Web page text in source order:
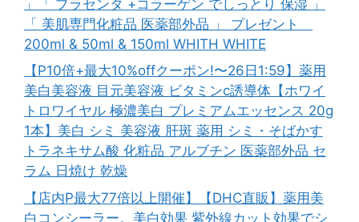
」「 プラセンタ +コラーゲン でしっとり 保湿 」
「 美肌専門化粧品 医薬部外品 」 プレゼント
200ml & 50ml & 150ml WHITH WHITE
【P10倍+最大10%offクーポン!〜26日1:59】薬用
美白美容液 目元美容液 ビタミンc誘導体【ホワイ
トロワイヤル 極濃美白 プレミアムエッセンス 20g
1本】美白 シミ 美容液 肝斑 薬用 シミ・そばかす
トラネキサム酸 化粧品 アルブチン 医薬部外品 セ
ラム 日焼け 乾燥
【店内P最大77倍以上開催】【DHC直販】薬用美
白コンシーラー。美白効果 紫外線カット効果でシ